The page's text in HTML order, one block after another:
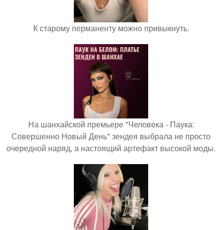
К старому перманенту можно привыкнуть.
На шанхайской премьере "Человека - Паука:
Совершенно Новый День" зендея выбрала не просто
очередной наряд, а настоящий артефакт высокой моды.